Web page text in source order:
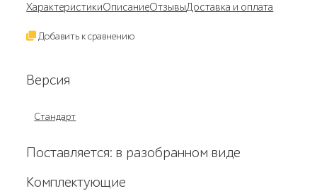
ХарактеристикиОписаниеОтзывыДоставка и оплата
Добавить к сравнению
Версия
Стандарт
Поставляется: в разобранном виде
Комплектующие